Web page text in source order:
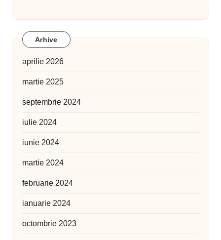
Arhive
aprilie 2026
martie 2025
septembrie 2024
iulie 2024
iunie 2024
martie 2024
februarie 2024
ianuarie 2024
octombrie 2023